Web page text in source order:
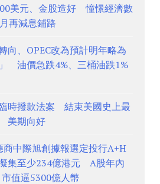
美元、金股造好 憧憬經濟數
再減息鋪路
向、OPEC改為預計明年略為
」 油價急跌4%、三桶油跌1%
時撥款法案 結束美國史上最
美期向好
中際旭創據報選定投行A+H
集至少234億港元 A股年內
值逼5300億人幣